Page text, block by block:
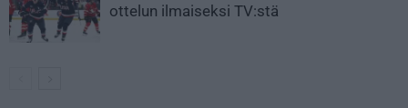
ottelun ilmaiseksi TV:stä